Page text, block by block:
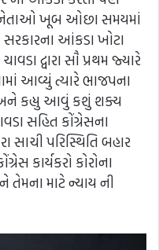
નેતાઓ ખૂબ ઓછા સમયમાં
આંકડા ખોટા
દ્વારા સૌ પ્રથમ જ્યારે
આવ્યું ત્યારે ભાજપના
અને કહ્યુ આવું કશું શક્ય
સહિત કોંગ્રેસના
સાચી પરિસ્થિતિ બહાર
કાર્યકરો કોરોના
તેમના માટે ન્યાય ની